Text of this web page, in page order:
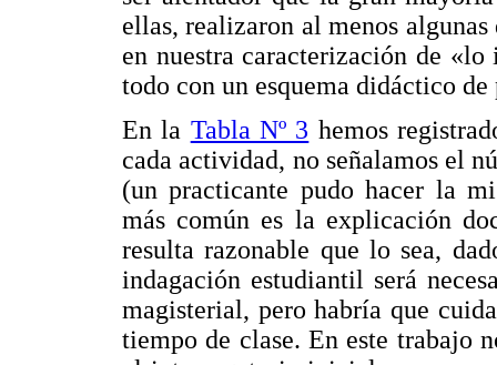
ellas, realizaron al menos
en nuestra caracterización de
todo con un esquema didáctico
En la Tabla Nº 3 hemos
cada actividad, no señalamos el
(un practicante pudo hacer la
más común es la explicación
resulta razonable que lo sea,
indagación estudiantil será
magisterial, pero habría que
tiempo de clase. En este trabajo